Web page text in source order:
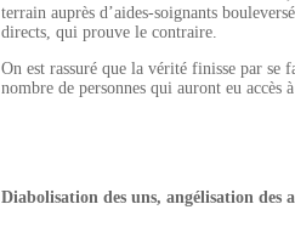
terrain auprès d’aides-soignants
directs, qui prouve le contraire.
On est rassuré que la vérité finisse par se
nombre de personnes qui auront eu accès
Diabolisation des uns, angélisation des